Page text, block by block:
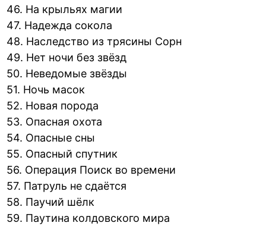
46. На крыльях магии
47. Надежда сокола
48. Наследство из трясины Сорн
49. Нет ночи без звёзд
50. Неведомые звёзды
51. Ночь масок
52. Новая порода
53. Опасная охота
54. Опасные сны
55. Опасный спутник
56. Операция Поиск во времени
57. Патруль не сдаётся
58. Паучий шёлк
59. Паутина колдовского мира